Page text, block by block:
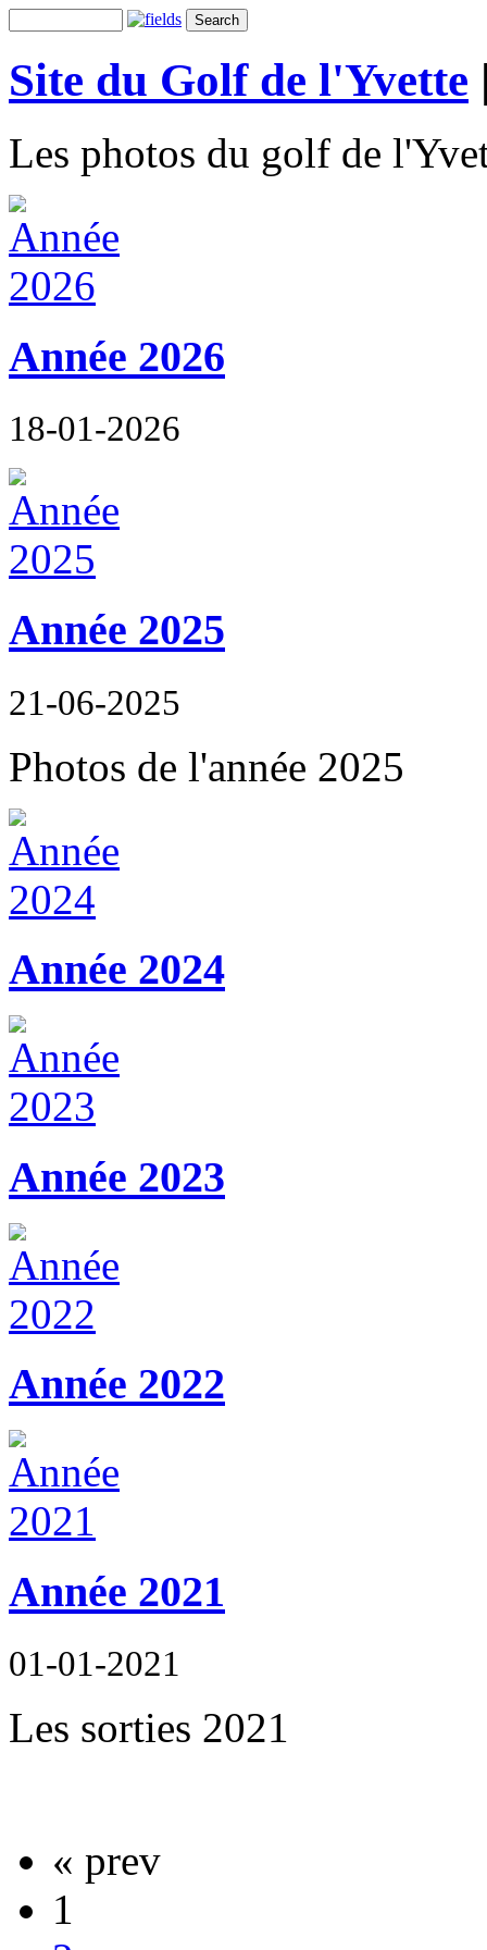
Site du Golf de l'Yvette
Les photos du golf de
Année 2026
18-01-2026
Année 2025
21-06-2025
Photos de l'année 2025
Année 2024
Année 2023
Année 2022
Année 2021
01-01-2021
Les sorties 2021
« prev
1